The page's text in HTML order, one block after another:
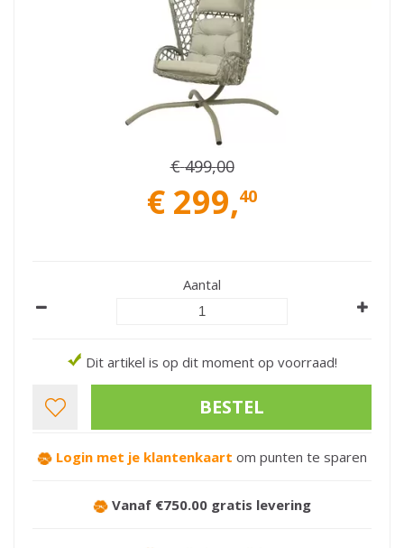
€ 499,00
€ 299,40
Aantal
Dit artikel is op dit moment op voorraad!
Login met je klantenkaart om punten te sparen
Vanaf €750.00 gratis levering